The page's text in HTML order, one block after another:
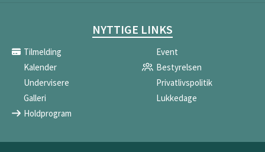
NYTTIGE LINKS
Tilmelding
Event
Kalender
Bestyrelsen
Undervisere
Privatlivspolitik
Galleri
Lukkedage
Holdprogram